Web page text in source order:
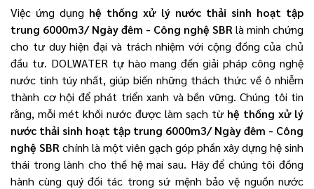
Việc ứng dụng hệ thống xử lý nước thải sinh hoạt tập
trung 6000m3/ Ngày đêm - Công nghệ SBR là minh chứng
cho tư duy hiện đại và trách nhiệm với cộng đồng của chủ
đầu tư. DOLWATER tự hào mang đến giải pháp công nghệ
nước tinh túy nhất, giúp biến những thách thức về ô nhiễm
thành cơ hội để phát triển xanh và bền vững. Chúng tôi tin
rằng, mỗi mét khối nước được làm sạch từ hệ thống xử lý
nước thải sinh hoạt tập trung 6000m3/ Ngày đêm - Công
nghệ SBR chính là một viên gạch góp phần xây dựng hệ sinh
thái trong lành cho thế hệ mai sau. Hãy để chúng tôi đồng
hành cùng quý đối tác trong sứ mệnh bảo vệ nguồn nước